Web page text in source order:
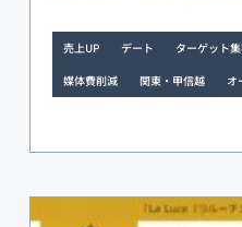
売上UP デート ターゲット
媒体費削減
関東・甲信越 オ